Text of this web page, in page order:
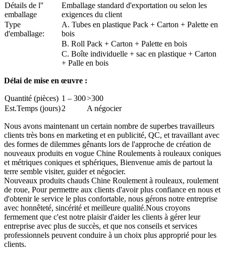
Détails de l''
emballage
Emballage standard d'exportation ou selon les
exigences du client
Type
d'emballage:
A. Tubes en plastique Pack + Carton + Palette en
bois
B. Roll Pack + Carton + Palette en bois
C. Boîte individuelle + sac en plastique + Carton
+ Palle en bois
Délai de mise en œuvre :
Quantité (pièces) 1 – 300>300
Est.Temps (jours)2 A négocier
Nous avons maintenant un certain nombre de superbes travailleurs
clients très bons en marketing et en publicité, QC, et travaillant avec
des formes de dilemmes gênants lors de l'approche de création de
nouveaux produits en vogue Chine Roulements à rouleaux coniques
et métriques coniques et sphériques, Bienvenue amis de partout la
terre semble visiter, guider et négocier.
Nouveaux produits chauds Chine Roulement à rouleaux, roulement
de roue, Pour permettre aux clients d'avoir plus confiance en nous et
d'obtenir le service le plus confortable, nous gérons notre entreprise
avec honnêteté, sincérité et meilleure qualité.Nous croyons
fermement que c'est notre plaisir d'aider les clients à gérer leur
entreprise avec plus de succès, et que nos conseils et services
professionnels peuvent conduire à un choix plus approprié pour les
clients.